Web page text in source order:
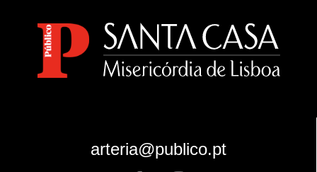
arteria@publico.pt